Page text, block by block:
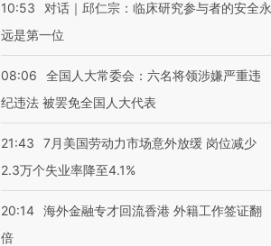
10:53
对话｜邱仁宗：临床研究参与者的安全永
远是第一位
08:06
全国人大常委会：六名将领涉嫌严重违
纪违法 被罢免全国人大代表
21:43
7月美国劳动力市场意外放缓 岗位减少
2.3万个失业率降至4.1%
20:14 海外金融专才回流香港 外籍工作签证翻
倍